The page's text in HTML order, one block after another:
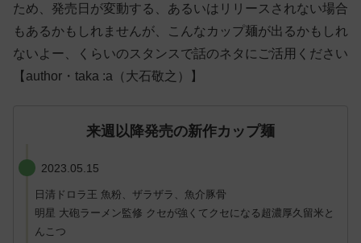
ため、発売日が変動する、あるいはリリースされない場合
もあるかもしれませんが、こんなカップ麺が出るかもしれ
ないよー、くらいのスタンスで話のネタにご活用ください
【author・taka :a（大石敬之）】
来週以降発売の新作カップ麺
2023.05.15
日清ドロラ王 魚粉、ザラザラ、魚介豚骨
明星 大砲ラーメン監修 クセが強くてクセになる超濃厚久留米と
んこつ